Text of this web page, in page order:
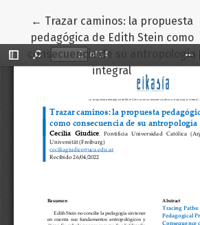
← Volver a los detalles del artículo
Trazar caminos: la propuesta
pedagógica de Edith Stein como
consecuencia de su antropología
integral